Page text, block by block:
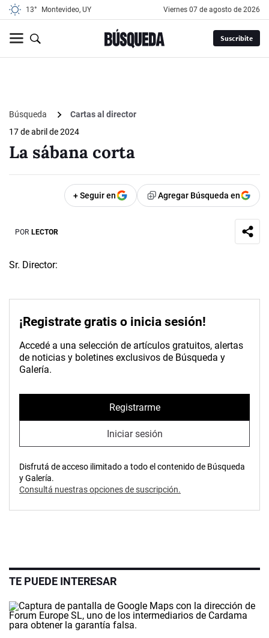
13° Montevideo, UY viernes 07 de agosto de 2026
Suscribite
Búsqueda
Cartas al director
17 de abril de 2024
La sábana corta
+ Seguir en Agregar Búsqueda en
POR LECTOR
Sr. Director:
¡Registrate gratis o inicia sesión!
Accedé a una selección de artículos gratuitos, alertas
de noticias y boletines exclusivos de Búsqueda y
Galería.
Registrarme
Iniciar sesión
Disfrutá de acceso ilimitado a todo el contenido de Búsqueda
y Galería.
Consultá nuestras opciones de suscripción.
TE PUEDE INTERESAR